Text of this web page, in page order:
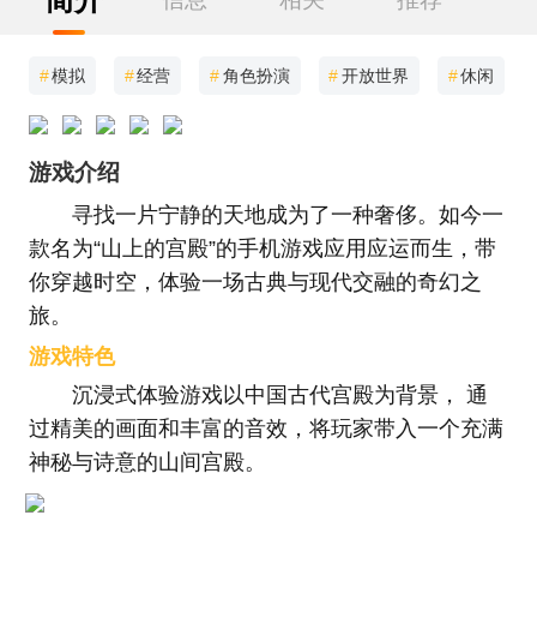
#模拟 #经营 #角色扮演 #开放世界 #休闲
游戏介绍
寻找一片宁静的天地成为了一种奢侈。如今一
款名为“山上的宫殿”的手机游戏应用应运而生，带
你穿越时空，体验一场古典与现代交融的奇幻之
旅。
游戏特色
沉浸式体验游戏以中国古代宫殿为背景， 通
过精美的画面和丰富的音效，将玩家带入一个充满
神秘与诗意的山间宫殿。